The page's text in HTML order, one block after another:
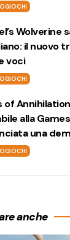
Wolverine
il nuovo
voci
of
alla
una
anche